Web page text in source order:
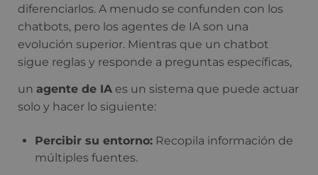
diferenciarlos. A menudo se confunden con los
chatbots, pero los agentes de IA son una
evolución superior. Mientras que un chatbot
sigue reglas y responde a preguntas específicas,
un agente de IA es un sistema que puede actuar
solo y hacer lo siguiente:
Percibir su entorno: Recopila información de
múltiples fuentes.